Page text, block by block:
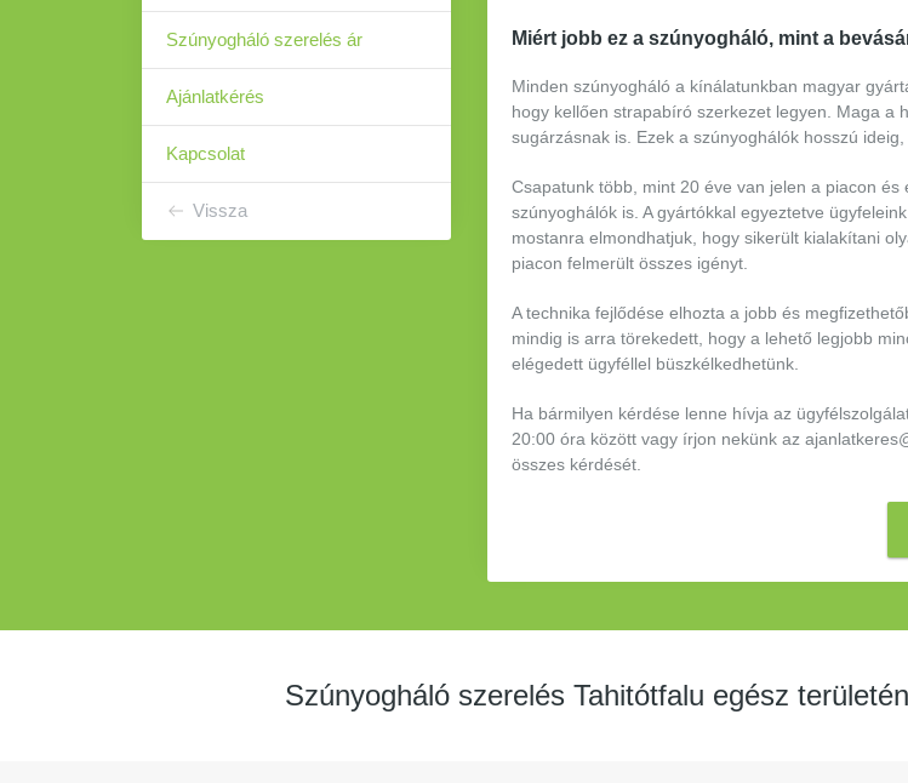
Szúnyogháló szerelés ár
Ajánlatkérés
Kapcsolat
Vissza
Miért jobb ez a szúnyogháló, mint a
Minden szúnyogháló a kínálatunkban magyar
hogy kellően strapabíró szerkezet legyen. Maga a
sugárzásnak is. Ezek a szúnyoghálók hosszú
Csapatunk több, mint 20 éve van jelen a piacon
szúnyoghálók is. A gyártókkal egyeztetve
mostanra elmondhatjuk, hogy sikerült kialakítani
piacon felmerült összes igényt.
A technika fejlődése elhozta a jobb és
mindig is arra törekedett, hogy a lehető legjobb
elégedett ügyféllel büszkélkedhetünk.
Ha bármilyen kérdése lenne hívja az
20:00 óra között vagy írjon nekünk az
összes kérdését.
Szúnyogháló szerelés Tahitótfalu egész